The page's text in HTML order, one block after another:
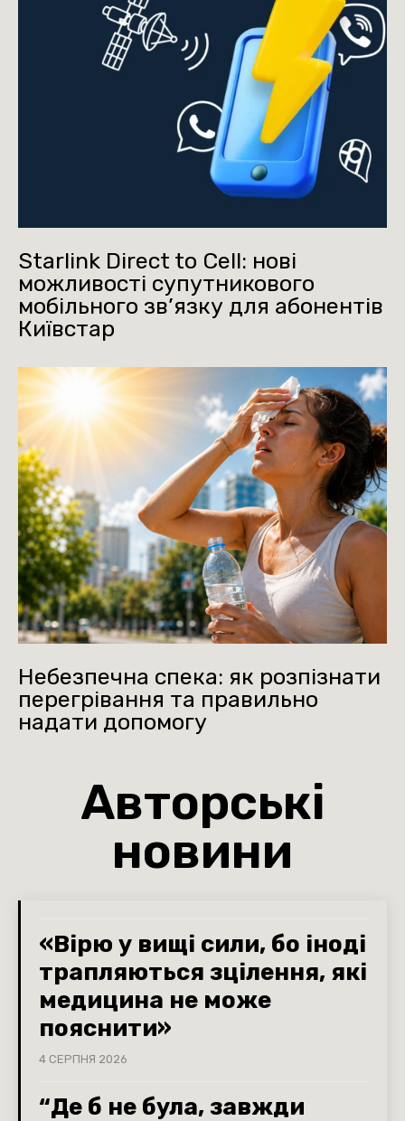
Starlink Direct to Cell: нові
можливості супутникового
мобільного зв’язку для абонентів
Київстар
Небезпечна спека: як розпізнати
перегрівання та правильно
надати допомогу
Авторські
новини
«Вірю у вищі сили, бо іноді
трапляються зцілення, які
медицина не може
пояснити»
4 СЕРПНЯ 2026
“Де б не була, завжди